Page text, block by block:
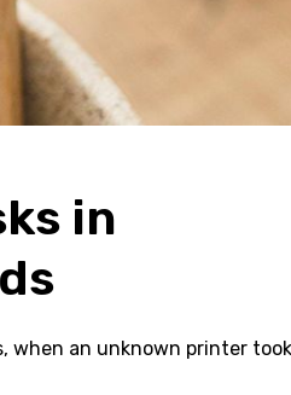
in
when an unknown printer